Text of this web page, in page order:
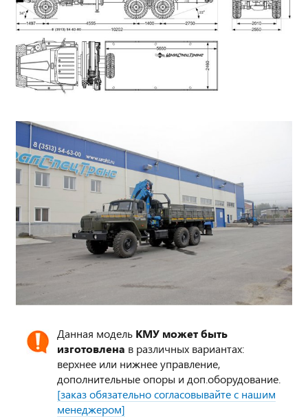
Данная модель КМУ может быть
изготовлена в различных вариантах:
верхнее или нижнее управление,
дополнительные опоры и доп.оборудование.
[заказ обязательно согласовывайте с нашим
менеджером]